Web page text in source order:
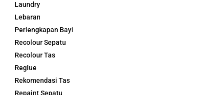
Laundry
Lebaran
Perlengkapan Bayi
Recolour Sepatu
Recolour Tas
Reglue
Rekomendasi Tas
Repaint Sepatu